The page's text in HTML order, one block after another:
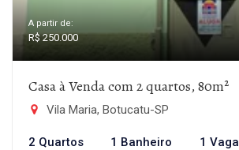
A partir de:
R$ 250.000
Casa à Venda com 2 quartos, 80m²
Vila Maria, Botucatu-SP
2 Quartos 1 Banheiro 1 Vaga